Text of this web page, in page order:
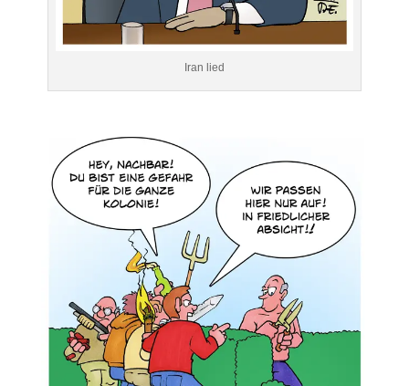
Iran lied